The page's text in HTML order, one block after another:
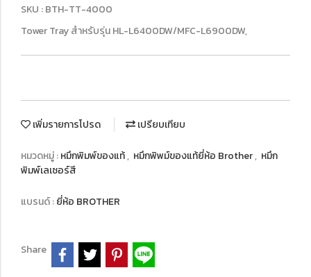
SKU : BTH-TT-4000
Tower Tray สำหรับรุ่น HL-L6400DW/MFC-L6900DW,
เพิ่มรายการโปรด เปรียบเทียบ
หมวดหมู่ :หมึกพิมพ์ของแท้, หมึกพิพม์ของแท้ยี่ห้อ Brother, หมึก
พิมพ์เลเซอร์สี
แบรนด์ :ยี่ห้อ BROTHER
Share